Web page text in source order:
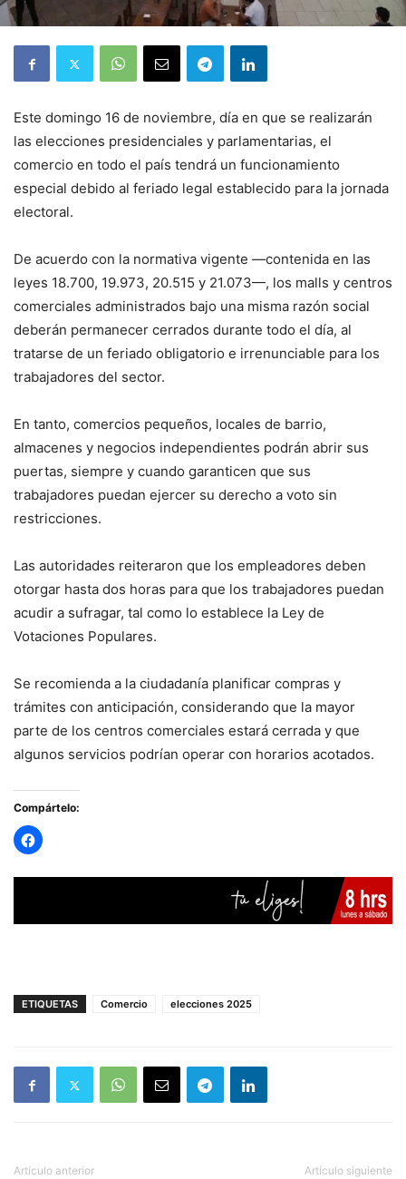
Este domingo 16 de noviembre, día en que se realizarán
las elecciones presidenciales y parlamentarias, el
comercio en todo el país tendrá un funcionamiento
especial debido al feriado legal establecido para la jornada
electoral.
De acuerdo con la normativa vigente —contenida en las
leyes 18.700, 19.973, 20.515 y 21.073—, los malls y centros
comerciales administrados bajo una misma razón social
deberán permanecer cerrados durante todo el día, al
tratarse de un feriado obligatorio e irrenunciable para los
trabajadores del sector.
En tanto, comercios pequeños, locales de barrio,
almacenes y negocios independientes podrán abrir sus
puertas, siempre y cuando garanticen que sus
trabajadores puedan ejercer su derecho a voto sin
restricciones.
Las autoridades reiteraron que los empleadores deben
otorgar hasta dos horas para que los trabajadores puedan
acudir a sufragar, tal como lo establece la Ley de
Votaciones Populares.
Se recomienda a la ciudadanía planificar compras y
trámites con anticipación, considerando que la mayor
parte de los centros comerciales estará cerrada y que
algunos servicios podrían operar con horarios acotados.
Compártelo:
ETIQUETAS Comercio elecciones 2025
Artículo anterior Artículo siguiente